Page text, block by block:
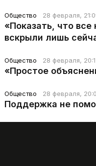
Общество 28 февраля,
«Показать, что
вскрыли лишь
Общество 28 февраля,
«Простое
Общество 28 февраля,
Поддержка не